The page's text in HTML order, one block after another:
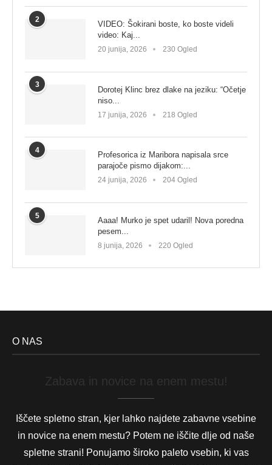
2
VIDEO: Šokirani boste, ko boste videli
video: Kaj...
20 junija, 2026 230 Ogled
3
Dorotej Klinc brez dlake na jeziku: “Očetje
niso...
17 junija, 2026 218 Ogled
4
Profesorica iz Maribora napisala srce
parajoče pismo dijakom:...
24 junija, 2026 204 Ogled
5
Aaaa! Murko je spet udaril! Nova poredna
pesem...
8 junija, 2026 220 Ogled
O NAS
Zabava in novice na enem mestu!
Iščete spletno stran, kjer lahko najdete zabavne vsebine
in novice na enem mestu? Potem ne iščite dlje od naše
spletne strani! Ponujamo široko paleto vsebin, ki vas